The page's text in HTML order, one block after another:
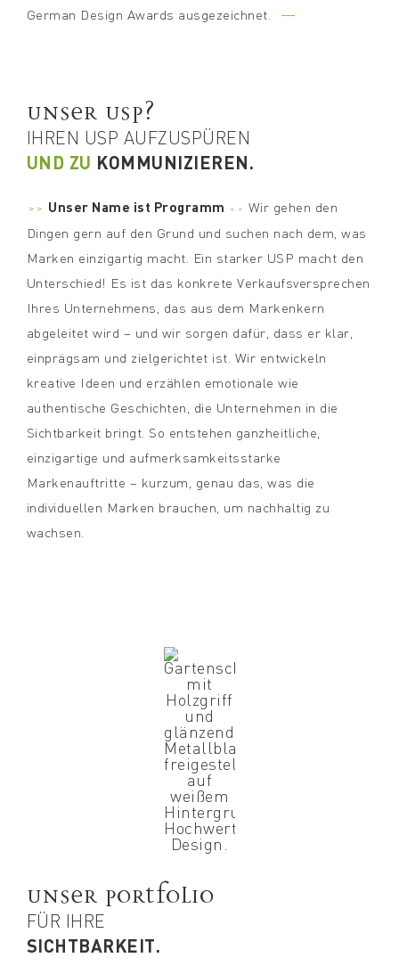
German Design Awards ausgezeichnet.
---
UNSER USP?
IHREN USP AUFZUSPÜREN
UND ZU KOMMUNIZIEREN.
>> Unser Name ist Programm << Wir gehen den
Dingen gern auf den Grund und suchen nach dem, was
Marken einzigartig macht. Ein starker USP macht den
Unterschied! Es ist das konkrete Verkaufsversprechen
Ihres Unternehmens, das aus dem Markenkern
abgeleitet wird – und wir sorgen dafür, dass er klar,
einprägsam und zielgerichtet ist. Wir entwickeln
kreative Ideen und erzählen emotionale wie
authentische Geschichten, die Unternehmen in die
Sichtbarkeit bringt. So entstehen ganzheitliche,
einzigartige und aufmerksamkeitsstarke
Markenauftritte – kurzum, genau das, was die
individuellen Marken brauchen, um nachhaltig zu
wachsen.
UNSER PORTFOLIO
FÜR IHRE
SICHTBARKEIT.